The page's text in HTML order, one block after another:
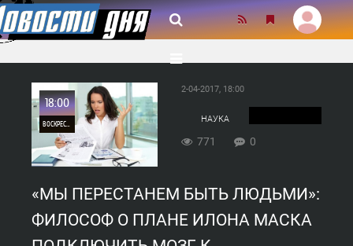
18:00
ВОСКРЕСЕНЬЕ
0
771
2-04-2017, 18:00
НАУКА
771 0
«МЫ ПЕРЕСТАНЕМ БЫТЬ ЛЮДЬМИ»:
ФИЛОСОФ О ПЛАНЕ ИЛОНА МАСКА